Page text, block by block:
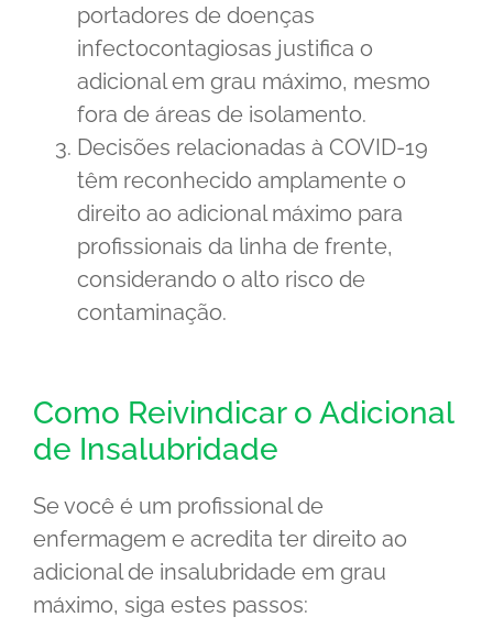
portadores de doenças
infectocontagiosas justifica o
adicional em grau máximo, mesmo
fora de áreas de isolamento.
Decisões relacionadas à COVID-19
têm reconhecido amplamente o
direito ao adicional máximo para
profissionais da linha de frente,
considerando o alto risco de
contaminação.
Como Reivindicar o Adicional
de Insalubridade
Se você é um profissional de
enfermagem e acredita ter direito ao
adicional de insalubridade em grau
máximo, siga estes passos: